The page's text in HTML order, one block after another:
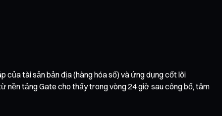
của tài sản bản địa (hàng hóa số) và ứng dụng cốt lõi
nền tảng Gate cho thấy trong vòng 24 giờ sau công bố, tâm